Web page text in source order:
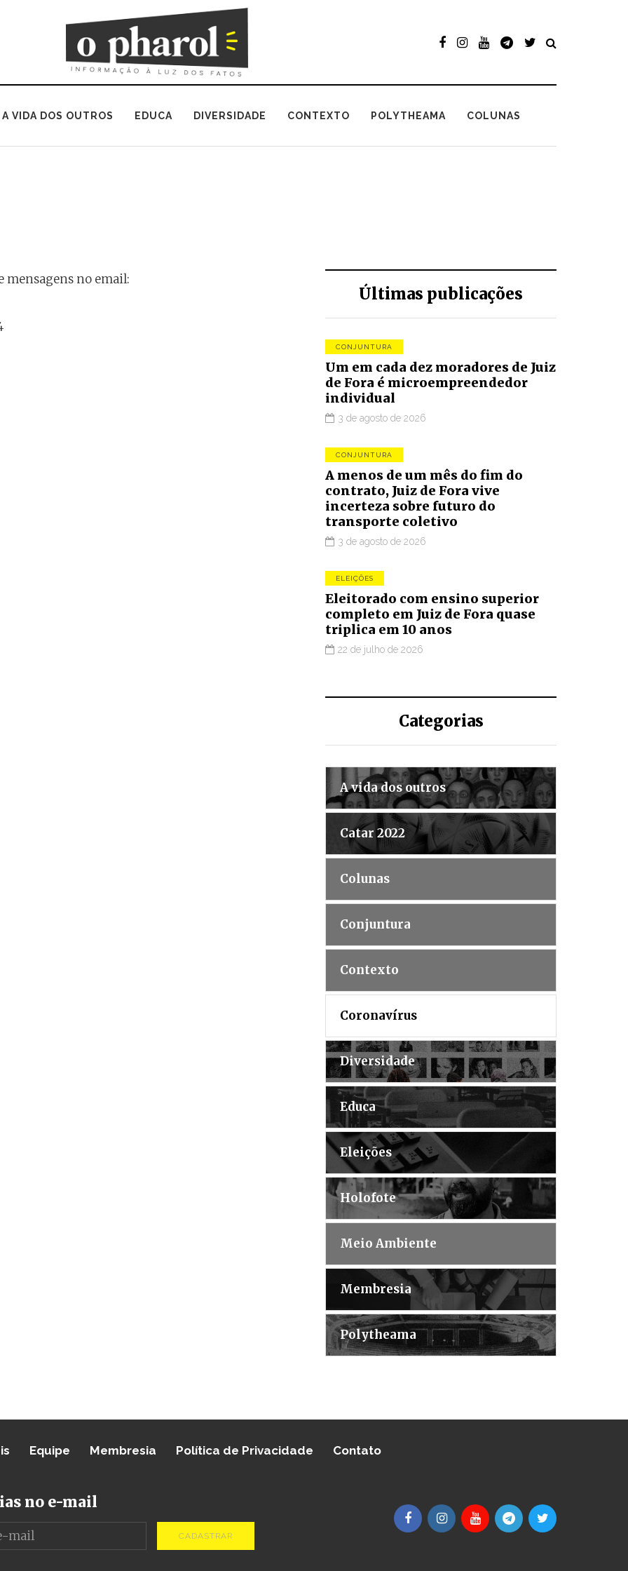
A VIDA DOS OUTROS EDUCA DIVERSIDADE CONTEXTO POLYTHEAMA COLUNAS
no email:
Últimas publicações
CONJUNTURA
Um em cada dez moradores de Juiz
de Fora é microempreendedor
individual
3 de agosto de 2026
CONJUNTURA
A menos de um mês do fim do
contrato, Juiz de Fora vive
incerteza sobre futuro do
transporte coletivo
3 de agosto de 2026
ELEIÇÕES
Eleitorado com ensino superior
completo em Juiz de Fora quase
triplica em 10 anos
22 de julho de 2026
Categorias
A vida dos outros
Catar 2022
Colunas
Conjuntura
Contexto
Coronavírus
Diversidade
Educa
Eleições
Holofote
Meio Ambiente
Membresia
Polytheama
Equipe Membresia Política de Privacidade Contato
no e-mail
CADASTRAR